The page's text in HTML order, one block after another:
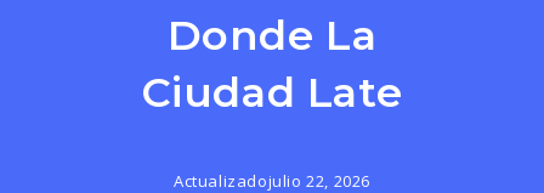
Donde La
Ciudad Late
Actualizadojulio 22, 2026